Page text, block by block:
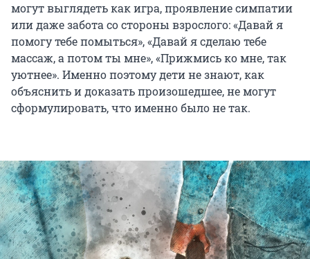
могут выглядеть как игра, проявление симпатии
или даже забота со стороны взрослого: «Давай я
помогу тебе помыться», «Давай я сделаю тебе
массаж, а потом ты мне», «Прижмись ко мне, так
уютнее». Именно поэтому дети не знают, как
объяснить и доказать произошедшее, не могут
сформулировать, что именно было не так.